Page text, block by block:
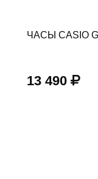
ЧАСЫ CASIO
13 490